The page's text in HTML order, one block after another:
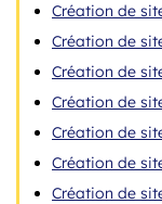
Création de
Création de
Création de
Création de
Création de
Création de
Création de